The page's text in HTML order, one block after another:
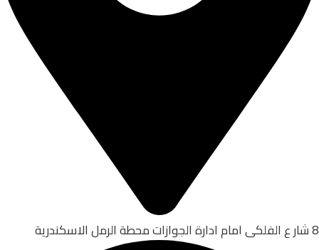
8 شار ع الفلكى امام ادارة الجوازات محطة الرمل الاسكندرية